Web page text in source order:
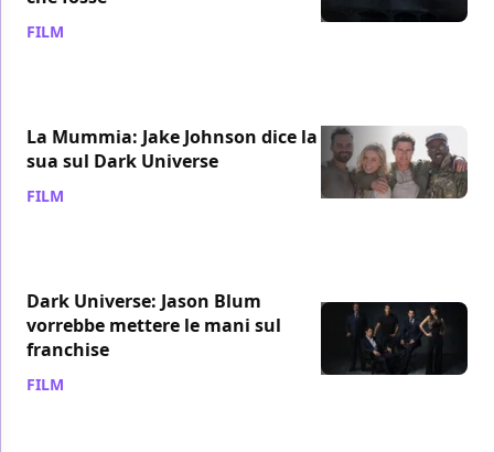
FILM
La Mummia: Jake Johnson dice la
sua sul Dark Universe
FILM
Dark Universe: Jason Blum
vorrebbe mettere le mani sul
franchise
FILM